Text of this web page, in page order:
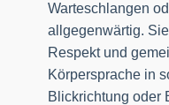
Warteschlangen
allgegenwärtig.
Respekt und
Körpersprache in
Blickrichtung oder